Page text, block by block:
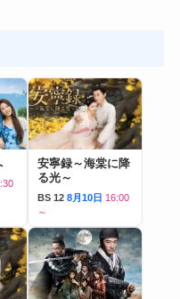
安寧録～海棠に降
る光～
BS 12 8月10日 16:00
～